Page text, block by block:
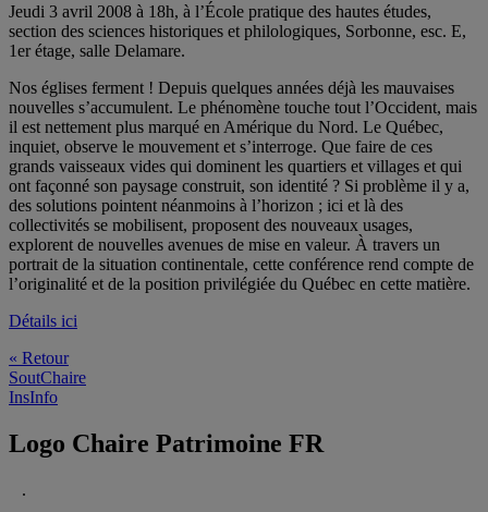
Jeudi 3 avril 2008 à 18h, à l’École pratique des hautes études,
section des sciences historiques et philologiques, Sorbonne, esc. E,
1er étage, salle Delamare.
Nos églises ferment ! Depuis quelques années déjà les mauvaises
nouvelles s’accumulent. Le phénomène touche tout l’Occident, mais
il est nettement plus marqué en Amérique du Nord. Le Québec,
inquiet, observe le mouvement et s’interroge. Que faire de ces
grands vaisseaux vides qui dominent les quartiers et villages et qui
ont façonné son paysage construit, son identité ? Si problème il y a,
des solutions pointent néanmoins à l’horizon ; ici et là des
collectivités se mobilisent, proposent des nouveaux usages,
explorent de nouvelles avenues de mise en valeur. À travers un
portrait de la situation continentale, cette conférence rend compte de
l’originalité et de la position privilégiée du Québec en cette matière.
Détails ici
« Retour
SoutChaire
InsInfo
Logo Chaire Patrimoine FR
.